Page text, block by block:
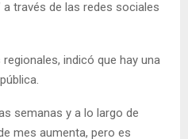
a través de las redes sociales
indicó que hay una
semanas y a lo largo de
mes aumenta, pero es